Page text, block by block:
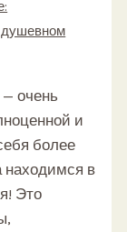
душевном
очень
и
более
находимся в
Это